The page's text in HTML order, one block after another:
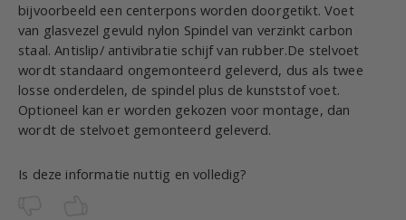
bijvoorbeeld een centerpons worden doorgetikt. Voet
van glasvezel gevuld nylon Spindel van verzinkt carbon
staal. Antislip/ antivibratie schijf van rubber.De stelvoet
wordt standaard ongemonteerd geleverd, dus als twee
losse onderdelen, de spindel plus de kunststof voet.
Optioneel kan er worden gekozen voor montage, dan
wordt de stelvoet gemonteerd geleverd.
Is deze informatie nuttig en volledig?